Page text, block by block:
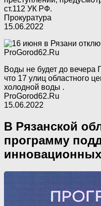
ст.112 УК РФ.
Прокуратура
15.06.2022
Воды не будет до
что 17 улиц областного
холодной воды .
ProGorod62.Ru
15.06.2022
В Рязанской
программу